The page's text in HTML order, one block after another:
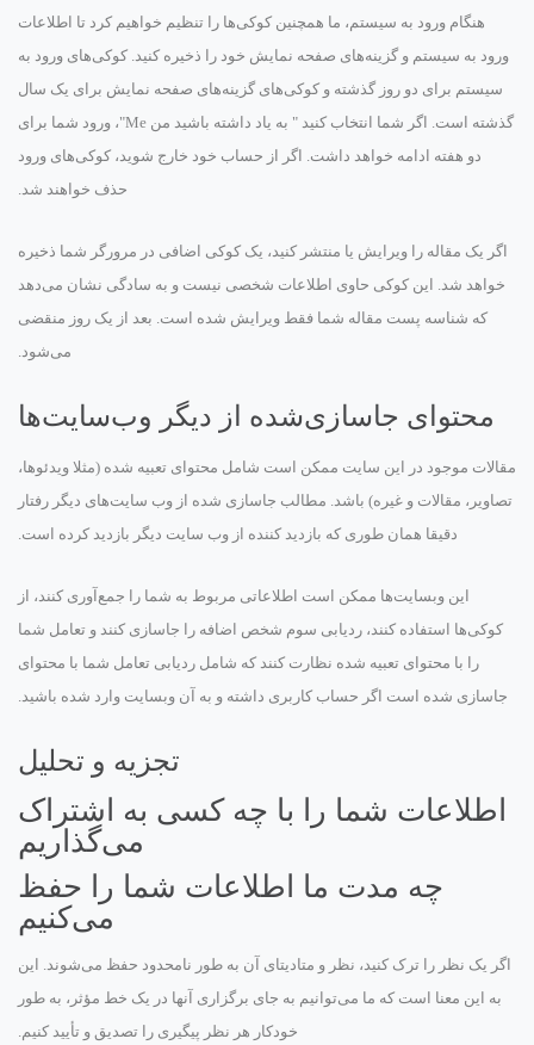
هنگام ورود به سیستم، ما همچنین کوکی‌ها را تنظیم خواهیم کرد تا اطلاعات
ورود به سیستم و گزینه‌های صفحه نمایش خود را ذخیره کنید. کوکی‌های ورود به
سیستم برای دو روز گذشته و کوکی‌های گزینه‌های صفحه نمایش برای یک سال
گذشته است. اگر شما انتخاب کنید " به یاد داشته باشید من Me"، ورود شما برای
دو هفته ادامه خواهد داشت. اگر از حساب خود خارج شوید، کوکی‌های ورود
حذف خواهند شد.
اگر یک مقاله را ویرایش یا منتشر کنید، یک کوکی اضافی در مرورگر شما ذخیره
خواهد شد. این کوکی حاوی اطلاعات شخصی نیست و به سادگی نشان می‌دهد
که شناسه پست مقاله شما فقط ویرایش شده است. بعد از یک روز منقضی
می‌شود.
محتوای جاسازی‌شده از دیگر وب‌سایت‌ها
مقالات موجود در این سایت ممکن است شامل محتوای تعبیه شده (مثلا ویدئوها،
تصاویر، مقالات و غیره) باشد. مطالب جاسازی شده از وب سایت‌های دیگر رفتار
دقیقا همان طوری که بازدید کننده از وب سایت دیگر بازدید کرده است.
این وبسایت‌ها ممکن است اطلاعاتی مربوط به شما را جمع‌آوری کنند، از
کوکی‌ها استفاده کنند، ردیابی سوم شخص اضافه را جاسازی کنند و تعامل شما
را با محتوای تعبیه شده نظارت کنند که شامل ردیابی تعامل شما با محتوای
جاسازی شده است اگر حساب کاربری داشته و به آن وبسایت وارد شده باشید.
تجزیه و تحلیل
اطلاعات شما را با چه کسی به اشتراک
می‌گذاریم
چه مدت ما اطلاعات شما را حفظ
می‌کنیم
اگر یک نظر را ترک کنید، نظر و متادیتای آن به طور نامحدود حفظ می‌شوند. این
به این معنا است که ما می‌توانیم به جای برگزاری آنها در یک خط مؤثر، به طور
خودکار هر نظر پیگیری را تصدیق و تأیید کنیم.